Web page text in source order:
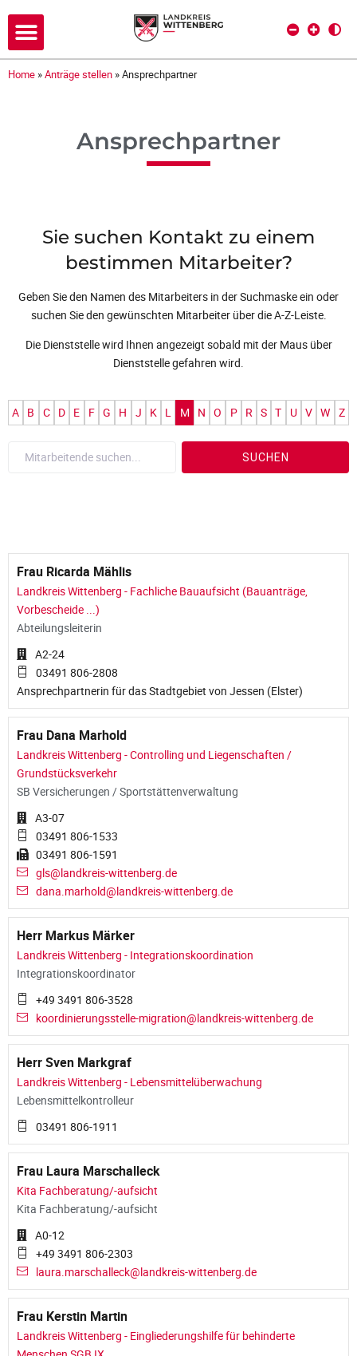
Home »Anträge stellen »Ansprechpartner
Ansprechpartner
Sie suchen Kontakt zu einem
bestimmen Mitarbeiter?
Geben Sie den Namen des Mitarbeiters in der Suchmaske ein oder
suchen Sie den gewünschten Mitarbeiter über die A-Z-Leiste.
Die Dienststelle wird Ihnen angezeigt sobald mit der Maus über
Dienststelle gefahren wird.
A B C D E F G H J K L M N O P R S T U V W Z
Frau Ricarda Mählis
Landkreis Wittenberg - Fachliche Bauaufsicht (Bauanträge,
Vorbescheide ...)
Abteilungsleiterin
A2-24
03491 806-2808
Ansprechpartnerin für das Stadtgebiet von Jessen (Elster)
Frau Dana Marhold
Landkreis Wittenberg - Controlling und Liegenschaften /
Grundstücksverkehr
SB Versicherungen / Sportstättenverwaltung
A3-07
03491 806-1533
03491 806-1591
gls@landkreis-wittenberg.de
dana.marhold@landkreis-wittenberg.de
Herr Markus Märker
Landkreis Wittenberg - Integrationskoordination
Integrationskoordinator
+49 3491 806-3528
koordinierungsstelle-migration@landkreis-wittenberg.de
Herr Sven Markgraf
Landkreis Wittenberg - Lebensmittelüberwachung
Lebensmittelkontrolleur
03491 806-1911
Frau Laura Marschalleck
Kita Fachberatung/-aufsicht
Kita Fachberatung/-aufsicht
A0-12
+49 3491 806-2303
laura.marschalleck@landkreis-wittenberg.de
Frau Kerstin Martin
Landkreis Wittenberg - Eingliederungshilfe für behinderte